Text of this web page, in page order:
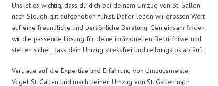
Uns ist es wichtig, dass du dich bei deinem Umzug von St. Gallen
nach Slough gut aufgehoben fühlst. Daher legen wir grossen Wert
auf eine freundliche und persönliche Beratung. Gemeinsam finden
wir die passende Lösung für deine individuellen Bedürfnisse und
stellen sicher, dass dein Umzug stressfrei und reibungslos abläuft.
Vertraue auf die Expertise und Erfahrung von Umzugsmeister
Vogel St. Gallen und mach deinen Umzug von St. Gallen nach